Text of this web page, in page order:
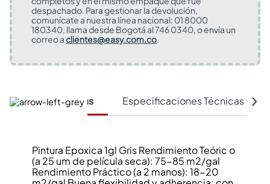
despachado. Para gestionar la devolución,
comunícate a nuestra línea nacional: 01 8000
180340, llama desde Bogotá al 746 0340, o envía un
correo aclientes@easy.com.co.
Características Especificaciones Técnicas
Pintura Epoxica 1gl Gris Rendimiento Teóric o
(a 25 um de película seca): 75-85 m2/gal
Rendimiento Práctico (a 2 manos): 18-20